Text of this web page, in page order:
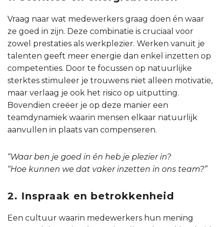
Vraag naar wat medewerkers graag doen én waar
ze goed in zijn. Deze combinatie is cruciaal voor
zowel prestaties als werkplezier. Werken vanuit je
talenten geeft meer energie dan enkel inzetten op
competenties. Door te focussen op natuurlijke
sterktes stimuleer je trouwens niet alleen motivatie,
maar verlaag je ook het risico op uitputting.
Bovendien creëer je op deze manier een
teamdynamiek waarin mensen elkaar natuurlijk
aanvullen in plaats van compenseren.
“Waar ben je goed in én heb je plezier in?
“Hoe kunnen we dat vaker inzetten in ons team?”
2. Inspraak en betrokkenheid
Een cultuur waarin medewerkers hun mening